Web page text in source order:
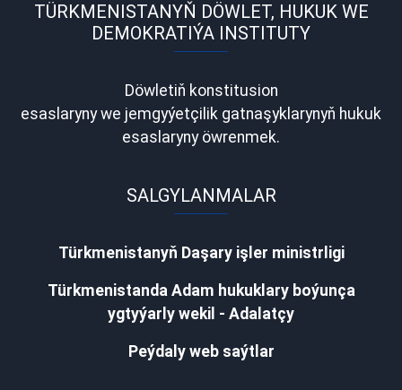
TÜRKMENISTANYŇ DÖWLET, HUKUK WE
DEMOKRATIÝA INSTITUTY
Döwletiň konstitusion
esaslaryny we jemgyýetçilik gatnaşyklarynyň hukuk
esaslaryny öwrenmek.
SALGYLANMALAR
Türkmenistanyň Daşary işler ministrligi
Türkmenistanda Adam hukuklary boýunça
ygtyýarly wekil - Adalatçy
Peýdaly web saýtlar